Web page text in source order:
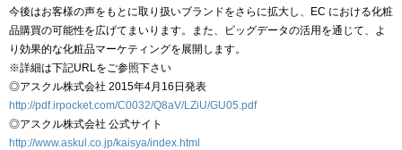
今後はお客様の声をもとに取り扱いブランドをさらに拡大し、EC における化粧
品購買の可能性を広げてまいります。また、ビッグデータの活用を通じて、よ
り効果的な化粧品マーケティングを展開します。
※詳細は下記URLをご参照下さい
◎アスクル株式会社 2015年4月16日発表
http://pdf.irpocket.com/C0032/Q8aV/LZiU/GU05.pdf
◎アスクル株式会社 公式サイト
http://www.askul.co.jp/kaisya/index.html